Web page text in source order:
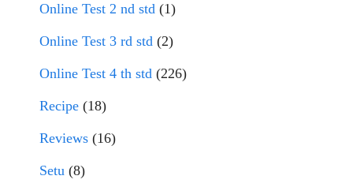
Online Test 2 nd std (1)
Online Test 3 rd std (2)
Online Test 4 th std (226)
Recipe (18)
Reviews (16)
Setu (8)